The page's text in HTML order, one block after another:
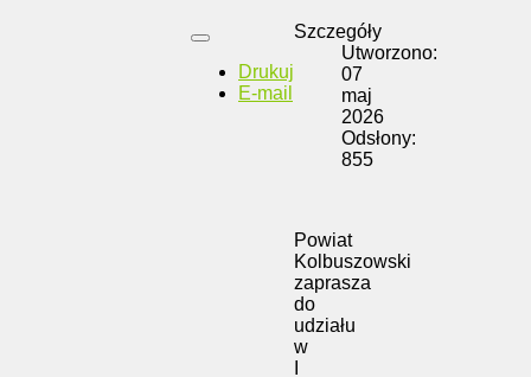
Drukuj
E-mail
Szczegóły
Utworzono:
07
maj
2026
Odsłony:
855
Powiat
Kolbuszowski
zaprasza
do
udziału
w